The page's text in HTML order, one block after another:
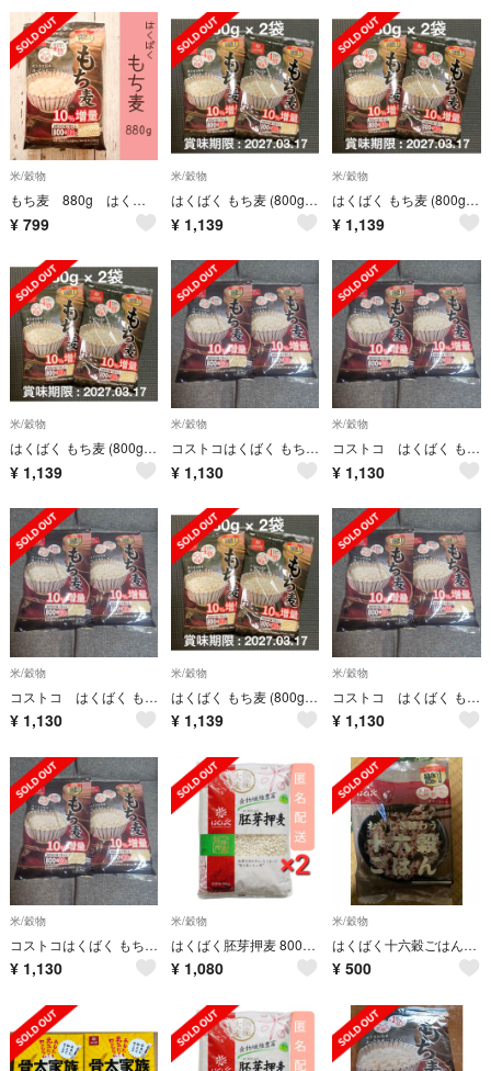
米/穀物
もち麦 880g はくばく増量バージョン
¥ 799
米/穀物
はくばく もち麦 (800g + 80g) × 2袋
¥ 1,139
米/穀物
はくばく もち麦 (800g + 80g) × 2
¥ 1,139
米/穀物
はくばく もち麦 (800g + 80g) × 2袋
¥ 1,139
米/穀物
コストコはくばく もち麦 880gx 2袋.
¥ 1,130
米/穀物
コストコ はくばく もち麦 880gx 2袋
¥ 1,130
米/穀物
コストコ はくばく もち麦 880gx 2袋
¥ 1,130
米/穀物
はくばく もち麦 (800g + 80g) × 2袋
¥ 1,139
米/穀物
コストコ はくばく もち麦 880gx 2袋
¥ 1,130
米/穀物
コストコはくばく もち麦 880gx 2袋
¥ 1,130
米/穀物
はくばく胚芽押麦 800g ×2袋
¥ 1,080
米/穀物
はくばく十六穀ごはん(30g x 6袋入)
¥ 500